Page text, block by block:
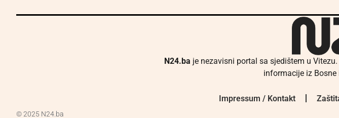
N24.ba je nezavisni portal sa sjedištem u
informacije iz Bosne
Impressum / Kontakt
© 2025 N24.ba